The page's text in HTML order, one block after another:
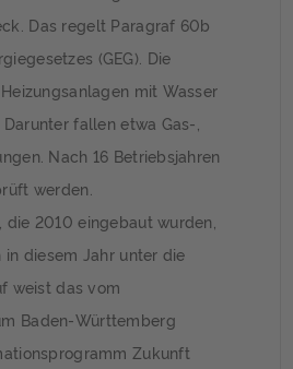
Das regelt Paragraf 60b
(GEG). Die
mit Wasser
fallen etwa Gas-,
Nach 16 Betriebsjahren
werden.
die 2010 eingebaut wurden,
diesem Jahr unter die
weist das vom
Baden-Württemberg
Zukunft